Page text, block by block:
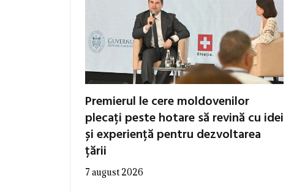
Premierul le cere moldovenilor
plecați peste hotare să revină cu idei
și experiență pentru dezvoltarea
țării
7 august 2026